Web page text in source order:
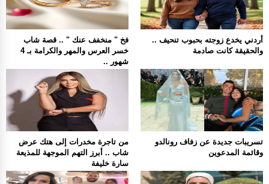
فخ " منخفف عنك " .. قصة شاب
خسر العرس والمهر والكرامة بـ 4
شهور ..
أردني يخدع زوجته بحبوب تنحيف ..
والحقيقة كانت صادمة
من تاجرة مخدرات إلى هتك عرض
شاب .. أبرز التهم الموجهة للمذيعة
سارة خليفة
تسريبات جديدة عن زفاف رونالدو
وقائمة المدعوين